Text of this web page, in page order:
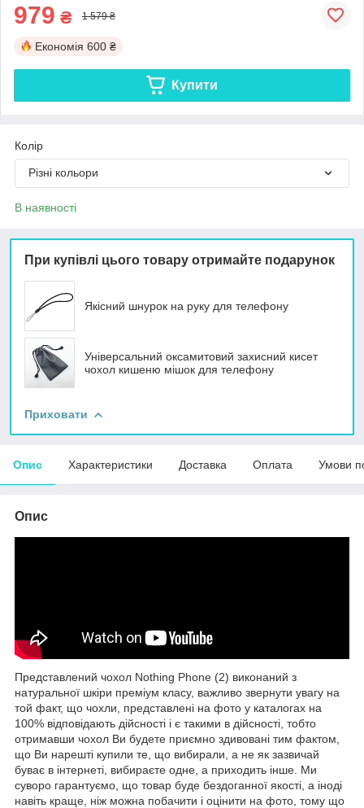
979 ₴ 1 579 ₴
Економія 600 ₴
Купити
Колір
Різні кольори
В наявності
При купівлі цього товару отримайте подарунок
Якісний шнурок на руку для телефону
Універсальний оксамитовий захисний кисет
чохол кишеню мішок для телефону
Приховати
Опис Характеристики Доставка Оплата Умови
Опис
Представлений чохол Nothing Phone (2) виконаний з
натуральної шкіри преміум класу, важливо звернути увагу на
той факт, що чохли, представлені на фото у каталогах на
100% відповідають дійсності і є такими в дійсності, тобто
отримавши чохол Ви будете приємно здивовані тим фактом,
що Ви нарешті купили те, що вибирали, а не як зазвичай
буває в інтернеті, вибираєте одне, а приходить інше. Ми
суворо гарантуємо, що товар буде бездоганної якості, а іноді
навіть краще, ніж можна побачити і оцінити на фото, тому що